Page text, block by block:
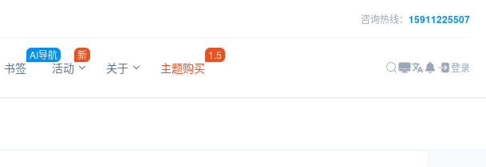
咨询热线： 15911225507
书签
AI导航
活动
新
关于 主题购买
1.5
登录